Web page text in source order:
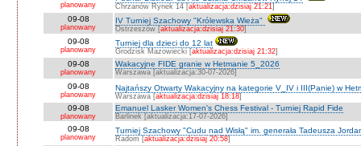
planowany Chrzanów Rynek 14 [aktualizacja:dzisiaj 21:21]
09-08
planowany
IV Turniej Szachowy "Królewska Wieża"
Ostrzeszów [aktualizacja:dzisiaj 21:30]
09-08
planowany
Turniej dla dzieci do 12 lat
Grodzisk Mazowiecki [aktualizacja:dzisiaj 21:32]
09-08
planowany
Wakacyjne FIDE granie w Hetmanie 5_2026
Warszawa [aktualizacja:30-07-2026]
09-08
planowany
Najtańszy Otwarty Wakacyjny na kategorie V_IV i III(Panie) w
Warszawa [aktualizacja:dzisiaj 18:18]
09-08
planowany
Emanuel Lasker Women's Chess Festival - Turniej Rapid Fide
Barlinek [aktualizacja:17-07-2026]
09-08
planowany
Turniej Szachowy "Cudu nad Wisłą" im. generała Tadeusza
Radom [aktualizacja:dzisiaj 20:58]